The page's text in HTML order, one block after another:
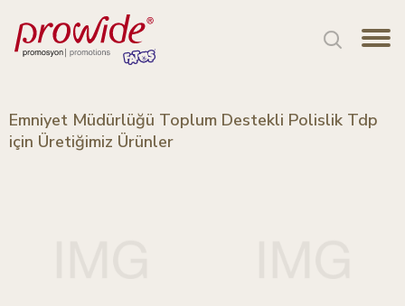
Emniyet Müdürlüğü Toplum Destekli Polislik Tdp
için Üretiğimiz Ürünler